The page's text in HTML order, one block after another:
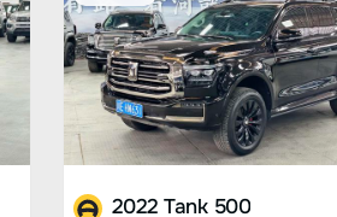
2022 Tank 500